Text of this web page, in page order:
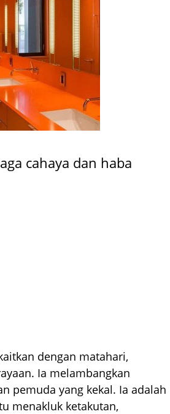
cahaya dan haba
dengan matahari,
Ia melambangkan
pemuda yang kekal. Ia adalah
menakluk ketakutan,